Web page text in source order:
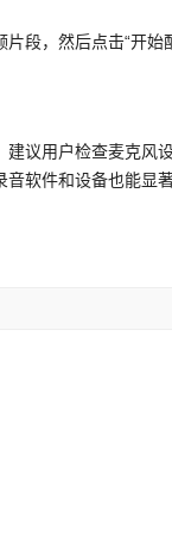
段，然后点击“开始
议用户检查麦克风
软件和设备也能显著